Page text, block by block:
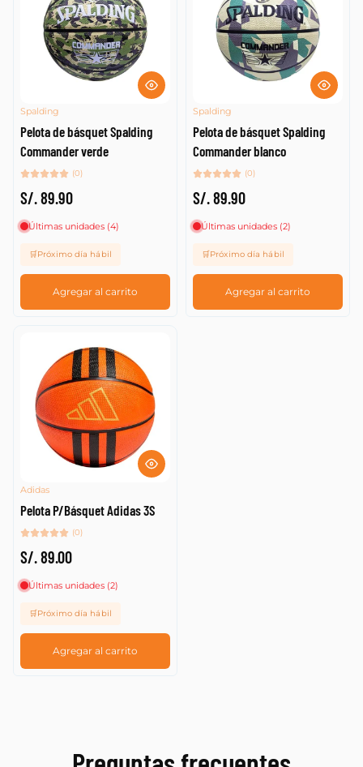
Spalding
Pelota de básquet Spalding
Commander verde
(0)
S/. 89.90
Últimas unidades (4)
🛒Próximo día hábil
Agregar al carrito
Spalding
Pelota de básquet Spalding
Commander blanco
(0)
S/. 89.90
Últimas unidades (2)
🛒Próximo día hábil
Agregar al carrito
Adidas
Pelota P/Básquet Adidas 3S
(0)
S/. 89.00
Últimas unidades (2)
🛒Próximo día hábil
Agregar al carrito